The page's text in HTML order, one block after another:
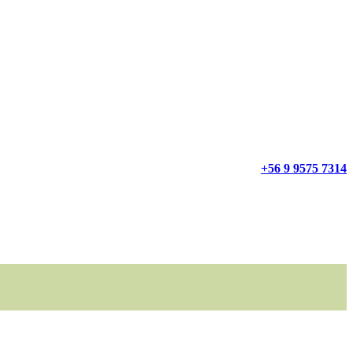
+56 9 9575 7314